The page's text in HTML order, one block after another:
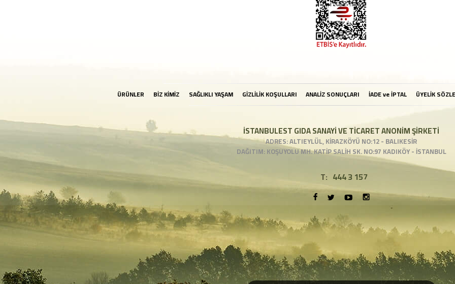
ÜRÜNLER BİZ KİMİZ SAĞLIKLI YAŞAM GİZLİLİK KOŞULLARI ANALİZ SONUÇLARI İADE ve İPTAL ÜYELİK
İSTANBULEST GIDA SANAYİ VE TİCARET ANONİM ŞİRKETİ
ADRES: ALTIEYLÜL, KİRAZKÖYÜ NO:12 - BALIKESİR
DAĞITIM: KOŞUYOLU MH. KATİP SALİH SK. NO:97 KADIKÖY - İSTANBUL
T: 444 3 157